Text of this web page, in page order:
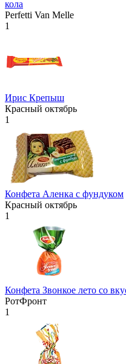
кола
Perfetti Van Melle
1
Ирис Крепыш
Красный октябрь
1
Конфета Аленка с фундуком
Красный октябрь
1
Конфета Звонкое лето со
РотФронт
1